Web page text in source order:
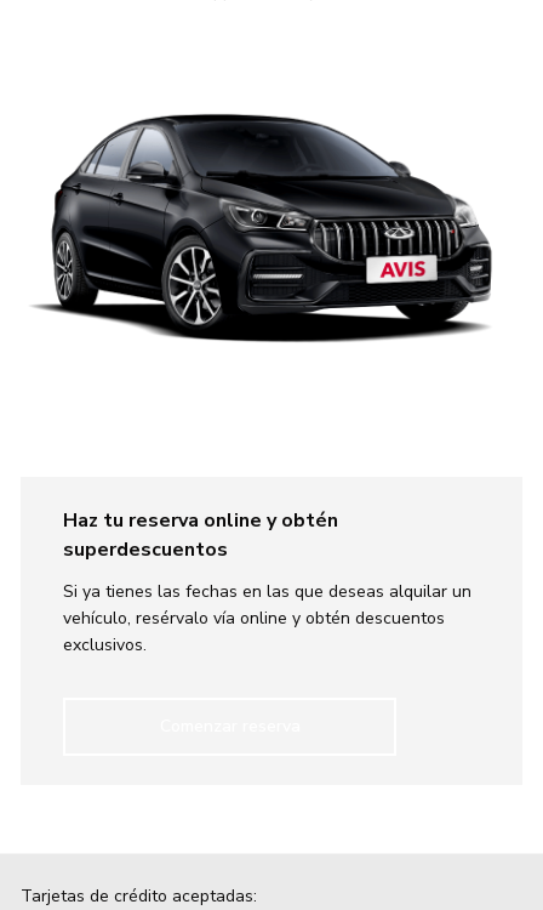
Haz tu reserva online y obtén
superdescuentos
Si ya tienes las fechas en las que deseas alquilar un
vehículo, resérvalo vía online y obtén descuentos
exclusivos.
Tarjetas de crédito aceptadas: